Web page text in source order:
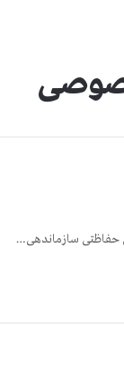
حفاظتی سازماندهی…